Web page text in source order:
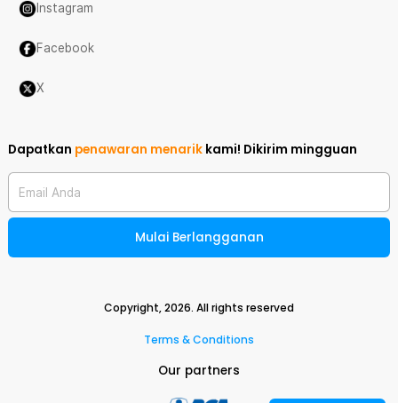
Instagram
Facebook
X
Dapatkan penawaran menarik kami! Dikirim mingguan
Email Anda
Mulai Berlangganan
Copyright,2026. All rights reserved
Terms & Conditions
Our partners